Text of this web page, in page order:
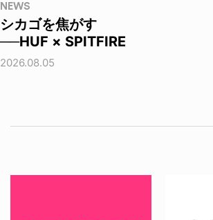
NEWS
シカゴを焦がす
──HUF × SPITFIRE
2026.08.05